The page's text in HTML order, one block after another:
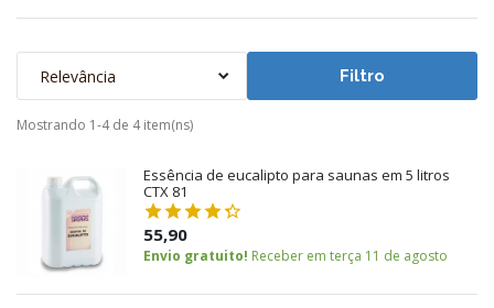
Relevância Filtro
Mostrando 1-4 de 4 item(ns)
Essência de eucalipto para saunas em 5 litros
CTX 81
55,90
Envio gratuito! Receber em terça 11 de agosto